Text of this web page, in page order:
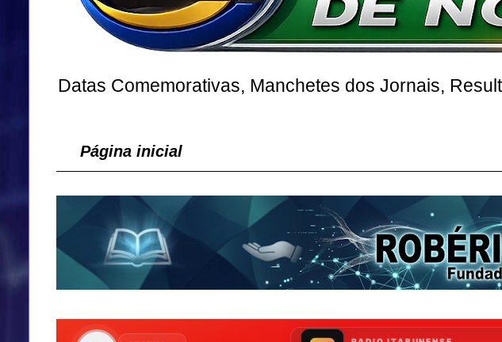
Datas Comemorativas, Manchetes dos Jornais,
Página inicial